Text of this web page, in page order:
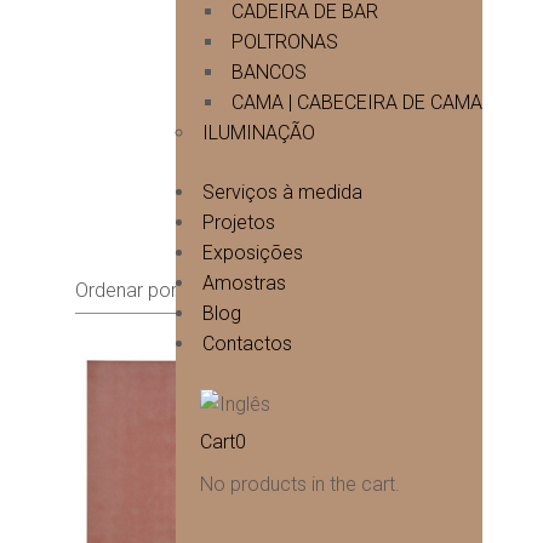
CADEIRA DE BAR
POLTRONAS
BANCOS
CAMA | CABECEIRA DE CAMA
ILUMINAÇÃO
Serviços à medida
Projetos
Exposições
Amostras
Blog
Contactos
Cart0
No products in the cart.